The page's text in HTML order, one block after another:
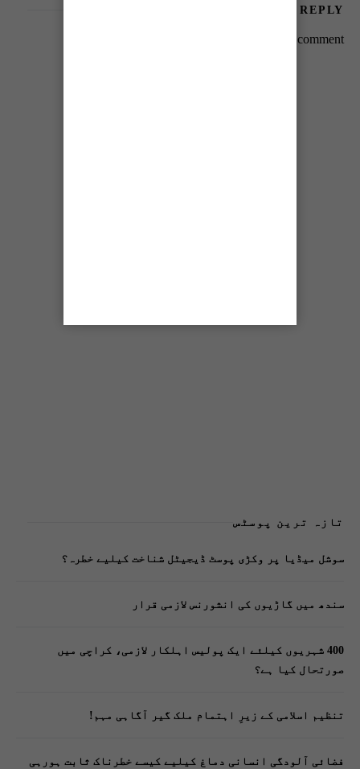
LEAVE A REPLY
to post a comment.
تازہ ترین پوسٹس
سوشل میڈیا پر وکڑی پوسٹ ڈیجیٹل شناخت کیلیے خطرہ؟
سندھ میں گاڑیوں کی انشورنس لازمی قرار
400 شہریوں کیلئے ایک پولیس اہلکار لازمی، کراچی میں
صورتحال کیا ہے؟
تنظیم اسلامی کے زیرِ اہتمام ملک گیر آگاہی مہم!
فضائی آلودگی انسانی دماغ کیلیے کیسے خطرناک ثابت ہورہی